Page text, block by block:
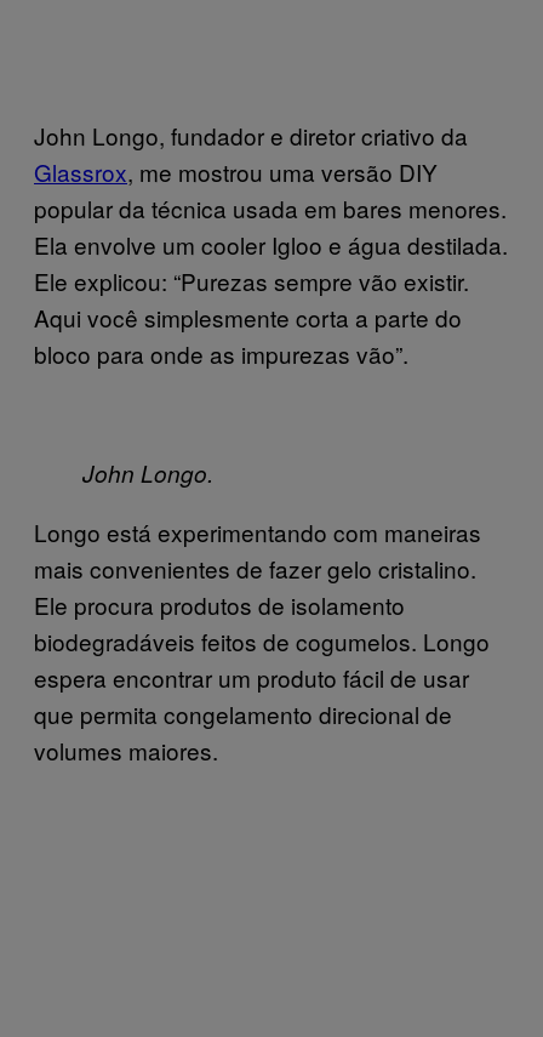
John Longo, fundador e diretor criativo da
Glassrox, me mostrou uma versão DIY
popular da técnica usada em bares menores.
Ela envolve um cooler Igloo e água destilada.
Ele explicou: “Purezas sempre vão existir.
Aqui você simplesmente corta a parte do
bloco para onde as impurezas vão”.
John Longo.
Longo está experimentando com maneiras
mais convenientes de fazer gelo cristalino.
Ele procura produtos de isolamento
biodegradáveis feitos de cogumelos. Longo
espera encontrar um produto fácil de usar
que permita congelamento direcional de
volumes maiores.